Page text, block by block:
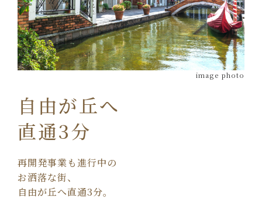
image photo
自由が丘へ
直通3分
再開発事業も進行中の
お洒落な街、
自由が丘へ直通3分。